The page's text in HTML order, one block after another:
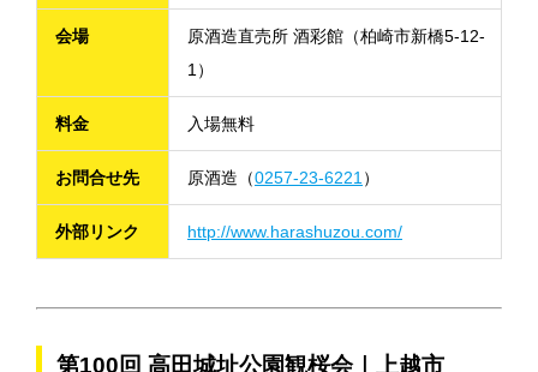
会場
原酒造直売所 酒彩館（柏崎市新橋5-12-
1）
料金 入場無料
お問合せ先 原酒造（0257-23-6221 ）
外部リンク http://www.harashuzou.com/
第100回 高田城址公園観桜会｜上越市